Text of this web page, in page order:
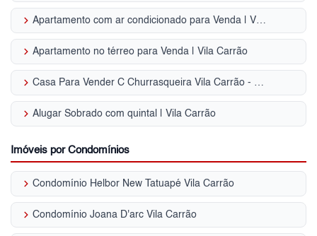
keyboard_arrow_right Apartamento com ar condicionado para Venda | Vila Carrão
keyboard_arrow_right Apartamento no térreo para Venda | Vila Carrão
keyboard_arrow_right Casa Para Vender C Churrasqueira Vila Carrão - SP
keyboard_arrow_right Alugar Sobrado com quintal | Vila Carrão
Imóveis por Condomínios
keyboard_arrow_right Condomínio Helbor New Tatuapé Vila Carrão
keyboard_arrow_right Condomínio Joana D'arc Vila Carrão